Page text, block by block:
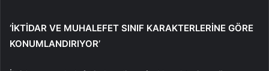
‘İKTİDAR VE MUHALEFET SINIF KARAKTERLERİNE GÖRE
KONUMLANDIRIYOR’